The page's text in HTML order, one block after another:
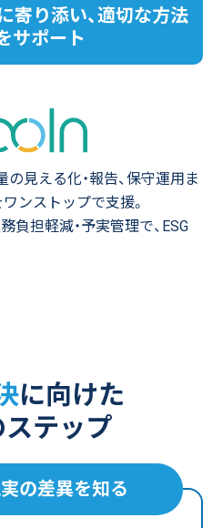
寄り添い、適切な方法
サポート
見える化・報告、保守運用ま
ンストップで支援。
負担軽減・予実管理で、ESG
に向けた
ステップ
の差異を知る